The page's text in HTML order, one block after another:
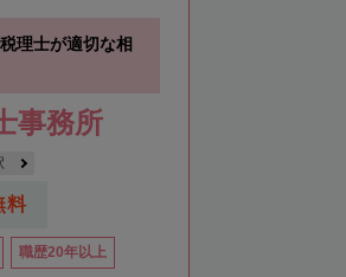
理士が適切な相
事務所
料
職歴20年以上